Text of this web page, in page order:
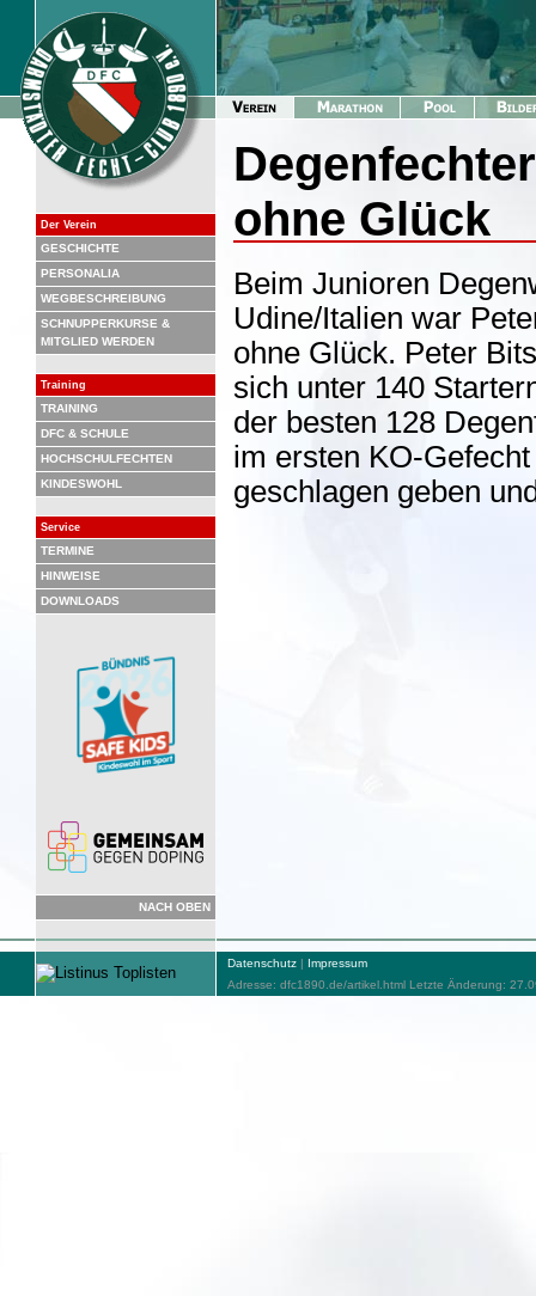
Der Verein
GESCHICHTE
PERSONALIA
WEGBESCHREIBUNG
SCHNUPPERKURSE &
MITGLIED WERDEN
Training
TRAINING
DFC & SCHULE
HOCHSCHULFECHTEN
KINDESWOHL
Service
TERMINE
HINWEISE
DOWNLOADS
ohne Glück
Beim Junioren
Udine/Italien war
ohne Glück. Peter
sich unter 140
der besten 128
im ersten KO-
geschlagen geben
NACH OBEN
Datenschutz | Impressum
Adresse: dfc1890.de/artikel.html Letzte Änderung: